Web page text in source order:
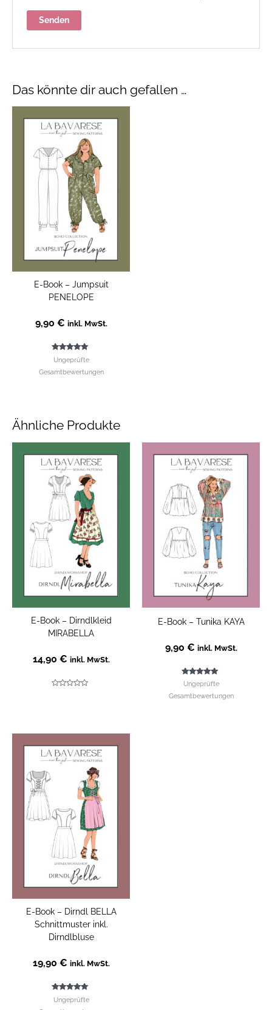
Das könnte dir auch gefallen …
E-Book – Jumpsuit
PENELOPE
9,90 € inkl. MwSt.
Bewertet mit
5.00
von 5
Ungeprüfte
Gesamtbewertungen
Ähnliche Produkte
E-Book – Dirndlkleid
MIRABELLA
14,90 € inkl. MwSt.
E-Book – Tunika KAYA
9,90 € inkl. MwSt.
Bewertet mit
5.00
von 5
Ungeprüfte
Gesamtbewertungen
E-Book – Dirndl BELLA
Schnittmuster inkl.
Dirndlbluse
19,90 € inkl. MwSt.
Bewertet mit
5.00
Ungeprüfte